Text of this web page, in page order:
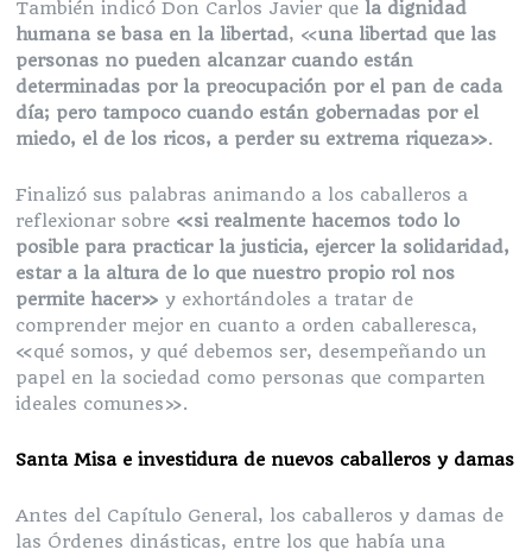
También indicó Don Carlos Javier que la dignidad
humana se basa en la libertad, «una libertad que las
personas no pueden alcanzar cuando están
determinadas por la preocupación por el pan de cada
día; pero tampoco cuando están gobernadas por el
miedo, el de los ricos, a perder su extrema riqueza».
Finalizó sus palabras animando a los caballeros a
reflexionar sobre «si realmente hacemos todo lo
posible para practicar la justicia, ejercer la solidaridad,
estar a la altura de lo que nuestro propio rol nos
permite hacer» y exhortándoles a tratar de
comprender mejor en cuanto a orden caballeresca,
«qué somos, y qué debemos ser, desempeñando un
papel en la sociedad como personas que comparten
ideales comunes».
Santa Misa e investidura de nuevos caballeros y damas
Antes del Capítulo General, los caballeros y damas de
las Órdenes dinásticas, entre los que había una